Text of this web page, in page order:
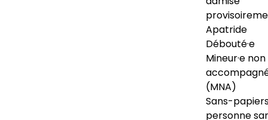
Apatride
Débouté·e
Mineur·e non
(MNA)
Sans-
personne